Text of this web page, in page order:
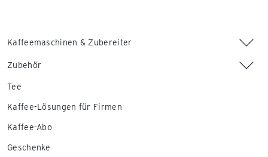
Kaffeemaschinen & Zubereiter
Zubehör
Tee
Kaffee-Lösungen für Firmen
Kaffee-Abo
Geschenke